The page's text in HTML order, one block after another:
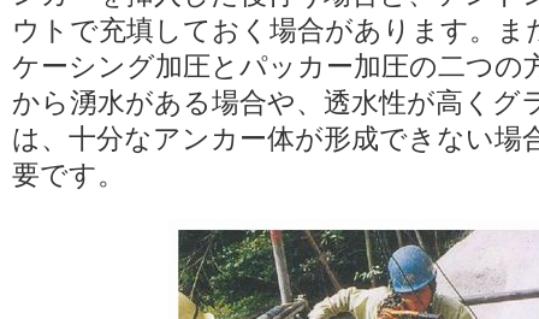
ウトで充填しておく場合があります。ま
ケーシング加圧とパッカー加圧の二つの
から湧水がある場合や、透水性が高くグ
は、十分なアンカー体が形成できない場
要です。